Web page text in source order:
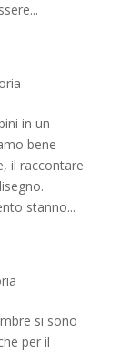
in un
bene
il raccontare
stanno...
si sono
per il